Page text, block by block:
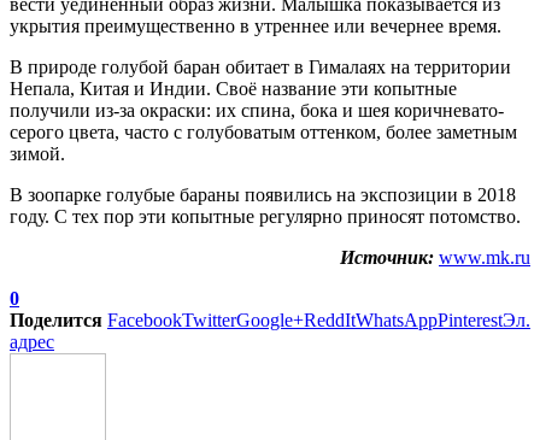
укрытия преимущественно в утреннее или вечернее время.
В природе голубой баран обитает в Гималаях на территории
Непала, Китая и Индии. Своё название эти копытные
получили из-за окраски: их спина, бока и шея коричневато-
серого цвета, часто с голубоватым оттенком, более заметным
зимой.
В зоопарке голубые бараны появились на экспозиции в 2018
году. С тех пор эти копытные регулярно приносят потомство.
Источник: www.mk.ru
0
Поделится FacebookTwitterGoogle+ReddItWhatsAppPinterestЭл.
адрес